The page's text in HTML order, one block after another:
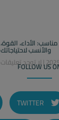
الأداء، القوة،
والأنسب لاحتياجاتك
لا توجد تعليقات
FOLLOW US
TWITTER